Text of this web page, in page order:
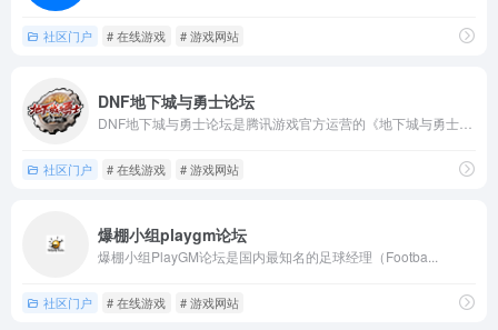
社区门户 # 在线游戏 # 游戏网站
DNF地下城与勇士论坛
社区门户 # 在线游戏 # 游戏网站
爆棚小组playgm论坛
爆棚小组PlayGM论坛是国内最知名的足球经理（Footba...
社区门户 # 在线游戏 # 游戏网站